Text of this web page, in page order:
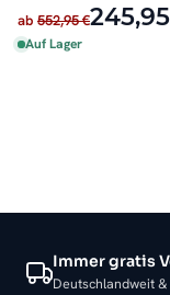
ab 552,95 €
Auf Lager
Immer gratis
Deutschlandweit